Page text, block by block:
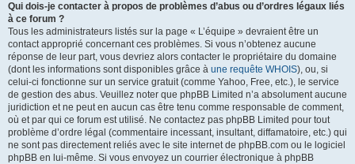
Qui dois-je contacter à propos de problèmes d’abus ou d’ordres légaux liés
à ce forum ?
Tous les administrateurs listés sur la page « L’équipe » devraient être un
contact approprié concernant ces problèmes. Si vous n’obtenez aucune
réponse de leur part, vous devriez alors contacter le propriétaire du domaine
(dont les informations sont disponibles grâce à une requête WHOIS), ou, si
celui-ci fonctionne sur un service gratuit (comme Yahoo, Free, etc.), le service
de gestion des abus. Veuillez noter que phpBB Limited n’a absolument aucune
juridiction et ne peut en aucun cas être tenu comme responsable de comment,
où et par qui ce forum est utilisé. Ne contactez pas phpBB Limited pour tout
problème d’ordre légal (commentaire incessant, insultant, diffamatoire, etc.) qui
ne sont pas directement reliés avec le site internet de phpBB.com ou le logiciel
phpBB en lui-même. Si vous envoyez un courrier électronique à phpBB